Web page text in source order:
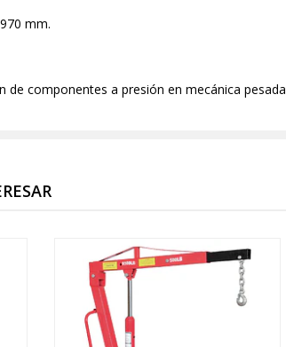
mm.
de componentes a presión en mecánica pesada